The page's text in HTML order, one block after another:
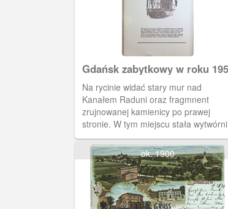
Gdańsk zabytkowy w roku
Na rycinie widać stary mur nad
Kanałem Raduni oraz fragmnent
zrujnowanej kamienicy po prawej
stronie. W tym miejscu stała
likierów Stremlowa.
ok. 1900